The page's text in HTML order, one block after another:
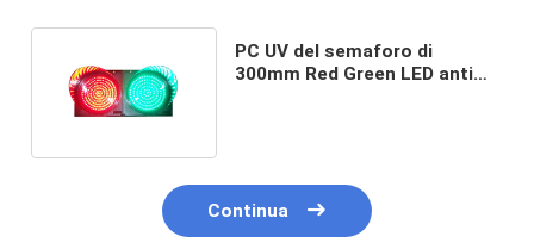
PC UV del semaforo di
300mm Red Green LED anti
Continua